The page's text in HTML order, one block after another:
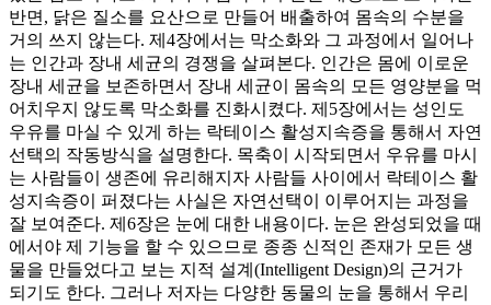
반면, 닭은 질소를 요산으로 만들어 배출하여 몸속의 수분을
거의 쓰지 않는다. 제4장에서는 막소화와 그 과정에서 일어나
는 인간과 장내 세균의 경쟁을 살펴본다. 인간은 몸에 이로운
장내 세균을 보존하면서 장내 세균이 몸속의 모든 영양분을 먹
어치우지 않도록 막소화를 진화시켰다. 제5장에서는 성인도
우유를 마실 수 있게 하는 락테이스 활성지속증을 통해서 자연
선택의 작동방식을 설명한다. 목축이 시작되면서 우유를 마시
는 사람들이 생존에 유리해지자 사람들 사이에서 락테이스 활
성지속증이 퍼졌다는 사실은 자연선택이 이루어지는 과정을
잘 보여준다. 제6장은 눈에 대한 내용이다. 눈은 완성되었을 때
에서야 제 기능을 할 수 있으므로 종종 신적인 존재가 모든 생
물을 만들었다고 보는 지적 설계(Intelligent Design)의 근거가
되기도 한다. 그러나 저자는 다양한 동물의 눈을 통해서 우리